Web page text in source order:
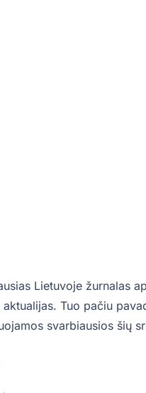
Lietuvoje žurnalas
Tuo pačiu
svarbiausios šių